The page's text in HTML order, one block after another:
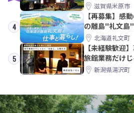
滋賀県米原市
4
【再募集】感
の離島"礼文島
北海道礼文町
5
【未経験歓迎
旅館業務だけ
方。 株式会社
新潟県湯沢町